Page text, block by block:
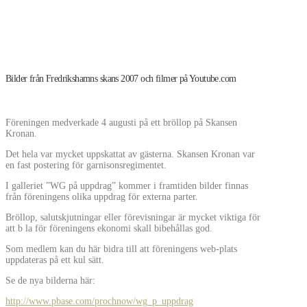
Bilder från Fredrikshamns skans 2007 och filmer på Youtube.com
Föreningen medverkade 4 augusti på ett bröllop på Skansen
Kronan.
Det hela var mycket uppskattat av gästerna. Skansen Kronan var
en fast postering för garnisonsregimentet.
I galleriet ”WG på uppdrag” kommer i framtiden bilder finnas
från föreningens olika uppdrag för externa parter.
Bröllop, salutskjutningar eller förevisningar är mycket viktiga för
att b la för föreningens ekonomi skall bibehållas god.
Som medlem kan du här bidra till att föreningens web-plats
uppdateras på ett kul sätt.
Se de nya bilderna här:
http://www.pbase.com/prochnow/wg_p_uppdrag